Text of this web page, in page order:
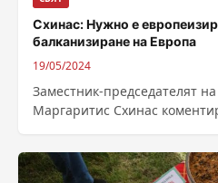
Схинас: Нужно е
балканизиране на Европа
19/05/2024
Заместник-председателят
Маргаритис Схинас
договор. Схинас заяви...